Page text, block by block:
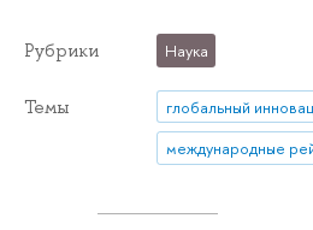
Рубрики Наука
Темы
международные